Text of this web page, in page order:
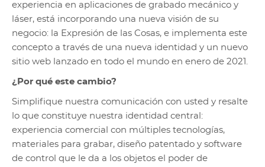
experiencia en aplicaciones de grabado mecánico y
láser, está incorporando una nueva visión de su
negocio: la Expresión de las Cosas, e implementa este
concepto a través de una nueva identidad y un nuevo
sitio web lanzado en todo el mundo en enero de 2021.
¿Por qué este cambio?
Simplifique nuestra comunicación con usted y resalte
lo que constituye nuestra identidad central:
experiencia comercial con múltiples tecnologías,
materiales para grabar, diseño patentado y software
de control que le da a los objetos el poder de